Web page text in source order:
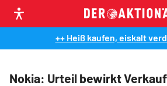
++ Heiß kaufen, eiskalt
Nokia: Urteil bewirkt